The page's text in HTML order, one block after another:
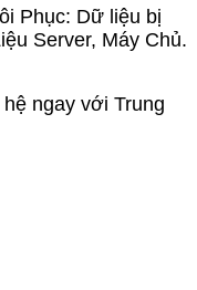
Phục: Dữ liệu bị
Server, Máy Chủ.
ngay với Trung